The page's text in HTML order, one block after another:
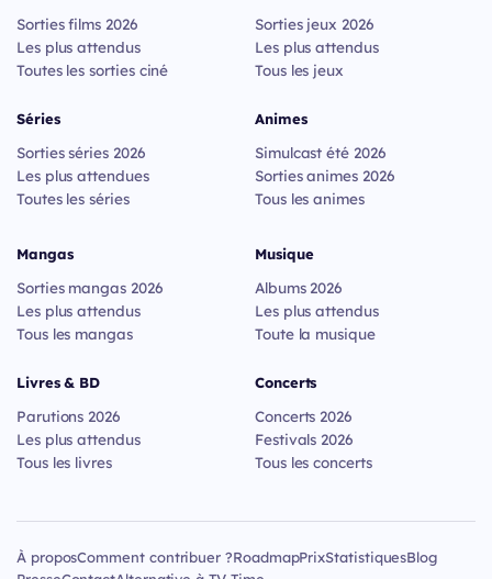
Sorties films 2026
Les plus attendus
Toutes les sorties ciné
Séries
Sorties séries 2026
Les plus attendues
Toutes les séries
Sorties jeux 2026
Les plus attendus
Tous les jeux
Animes
Simulcast été 2026
Sorties animes 2026
Tous les animes
Mangas
Sorties mangas 2026
Les plus attendus
Tous les mangas
Livres & BD
Parutions 2026
Les plus attendus
Tous les livres
Musique
Albums 2026
Les plus attendus
Toute la musique
Concerts
Concerts 2026
Festivals 2026
Tous les concerts
À proposComment contribuer ?RoadmapPrixStatistiquesBlog